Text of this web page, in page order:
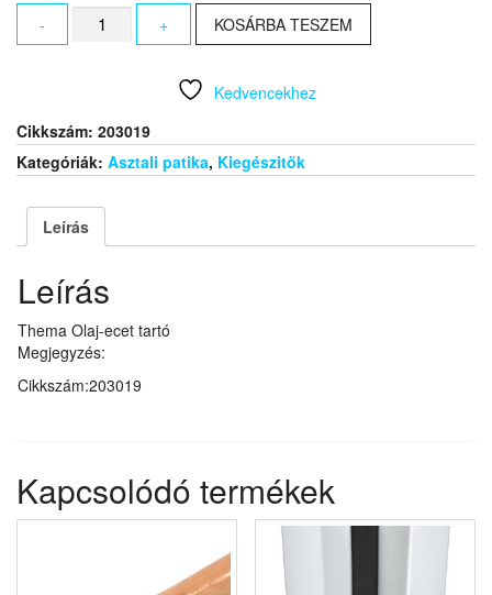
-
Thema
Olaj-
+ KOSÁRBA TESZEM
Kedvencekhez
Cikkszám: 203019
Kategóriák: Asztali patika, Kiegészitők
Leírás
Leírás
Thema Olaj-ecet tartó
Megjegyzés:
Cikkszám:203019
Kapcsolódó termékek